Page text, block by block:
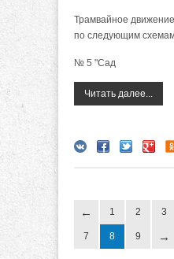
Трамвайное
по следующим
№ 5 "Сад
Читать далее...
1 2 3
7 8 9